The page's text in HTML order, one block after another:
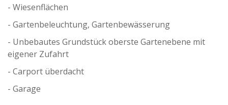
- Wiesenflächen
- Gartenbeleuchtung, Gartenbewässerung
- Unbebautes Grundstück oberste Gartenebene mit
eigener Zufahrt
- Carport überdacht
- Garage